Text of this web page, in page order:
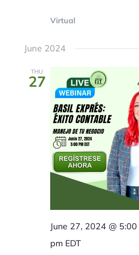
Virtual
June 2024
THU
27
June 27, 2024 @
pm EDT